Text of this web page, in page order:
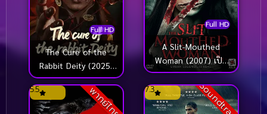
Full HD
The Cure of the
Rabbit Deity (2025)
คำสาปแห่งเทพกระต่าย
Full HD
A Slit-Mouthed
Woman (2007) เปิด
ตำนานฆ่าเปิดปาก
พากย์ไทย
5.5 Soundtrack
7.3